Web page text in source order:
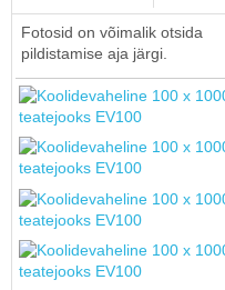
Fotosid on võimalik otsida
pildistamise aja järgi.